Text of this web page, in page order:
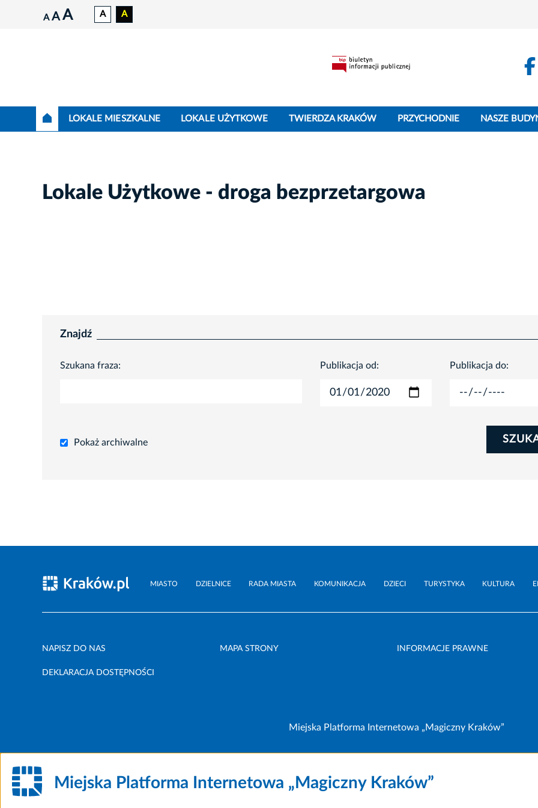
A A A A A
LOKALE MIESZKALNE LOKALE UŻYTKOWE TWIERDZA KRAKÓW PRZYCHODNIE NASZE
Lokale Użytkowe - droga bezprzetargowa
Znajdź
Szukana fraza: Publikacja od: Publikacja do:
Pokaż archiwalne
MIASTO DZIELNICE RADA MIASTA KOMUNIKACJA DZIECI TURYSTYKA KULTURA
NAPISZ DO NAS MAPA STRONY INFORMACJE PRAWNE
DEKLARACJA DOSTĘPNOŚCI
Miejska Platforma Internetowa „Magiczny Kraków”
Miejska Platforma Internetowa „Magiczny Kraków”